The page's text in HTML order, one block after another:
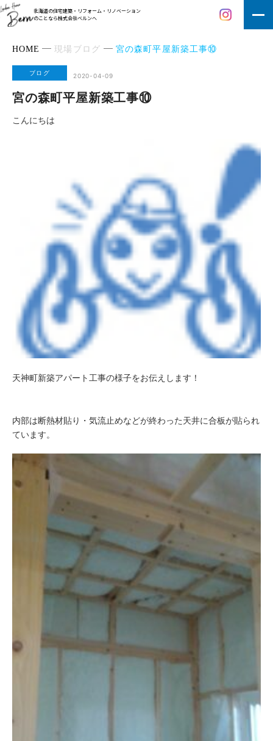
北海道の住宅建築・リフォーム・リノベーション
のことなら株式会社ベルンへ
HOME 現場ブログ 宮の森町平屋新築工事⑩
ブログ 2020-04-09
宮の森町平屋新築工事⑩
こんにちは
天神町新築アパート工事の様子をお伝えします！
内部は断熱材貼り・気流止めなどが終わった天井に合板が貼られ
ています。